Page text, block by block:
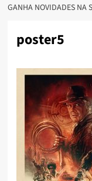
GANHA NOVIDADES NA
poster5